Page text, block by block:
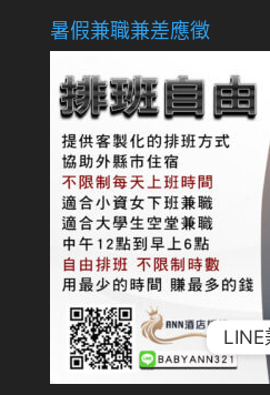
暑假兼職兼差應徵
LINE